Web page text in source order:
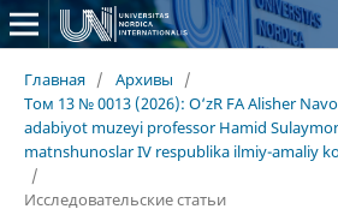
Главная / Архивы
/
Том 13 № 0013 (2026): O‘zR FA Alisher
adabiyot muzeyi professor Hamid
matnshunoslar IV respublika ilmiy-amaliy
/
Исследовательские статьи